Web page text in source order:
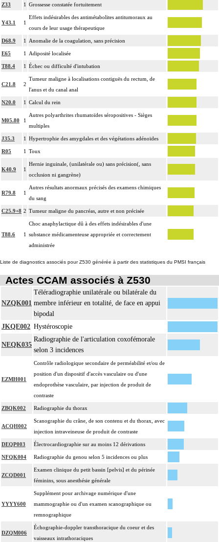
Z33 1 Grossesse constatée fortuitement
Y43.1 1
Effets indésirables des antimétabolites antitumoraux au
cours de leur usage thérapeutique
D68.9 1 Anomalie de la coagulation, sans précision
E65 1 Adiposité localisée
T88.4 1 Échec ou difficulté d'intubation
C21.8 2
Tumeur maligne à localisations contiguës du rectum, de
l'anus et du canal anal
N20.0 1 Calcul du rein
M05.80 1
Autres polyarthrites rhumatoïdes séropositives - Sièges
multiples
J35.3 1 Hypertrophie des amygdales et des végétations adénoïdes
R05 1 Toux
K40.9 1
Hernie inguinale, (unilatérale ou) sans précision(, sans
occlusion ni gangrène)
R79.8 1
Autres résultats anormaux précisés des examens chimiques
du sang
C25.9+8 2 Tumeur maligne du pancréas, autre et non précisée
T88.6 1
Choc anaphylactique dû à des effets indésirables d'une
substance médicamenteuse appropriée et correctement
administrée
Liste de diagnostics associés pour Z530 générée à partir des statistiques du PMSI français
Actes CCAM associés à Z530
NZQK001
Téléradiographie unilatérale ou bilatérale du
membre inférieur en totalité, de face en appui
bipodal
JKQE002 Hystéroscopie
NEQK035
Radiographie de l'articulation coxofémorale
selon 3 incidences
EZMH001
Contrôle radiologique secondaire de perméabilité et/ou de
position d'un dispositif d'accès vasculaire ou d'une
endoprothèse vasculaire, par injection de produit de
contraste
ZBQK002 Radiographie du thorax
ACQH002
Scanographie du crâne, de son contenu et du thorax, avec
injection intraveineuse de produit de contraste
DEQP003 Électrocardiographie sur au moins 12 dérivations
NFQK004 Radiographie du genou selon 5 incidences ou plus
ZCQD001
Examen clinique du petit bassin [pelvis] et du périnée
féminins, sous anesthésie générale
YYYY600
Supplément pour archivage numérique d'une
mammographie ou d'un examen scanographique ou
remnographique
DZQM006
Échographie-doppler transthoracique du coeur et des
vaisseaux intrathoraciques